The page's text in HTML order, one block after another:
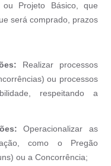
ou Projeto Básico, que
será comprado, prazos
Realizar processos
ou processos
respeitando a
Operacionalizar as
como o Pregão
ou a Concorrência;